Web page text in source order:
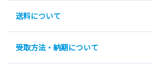
送料について
受取方法・納期について